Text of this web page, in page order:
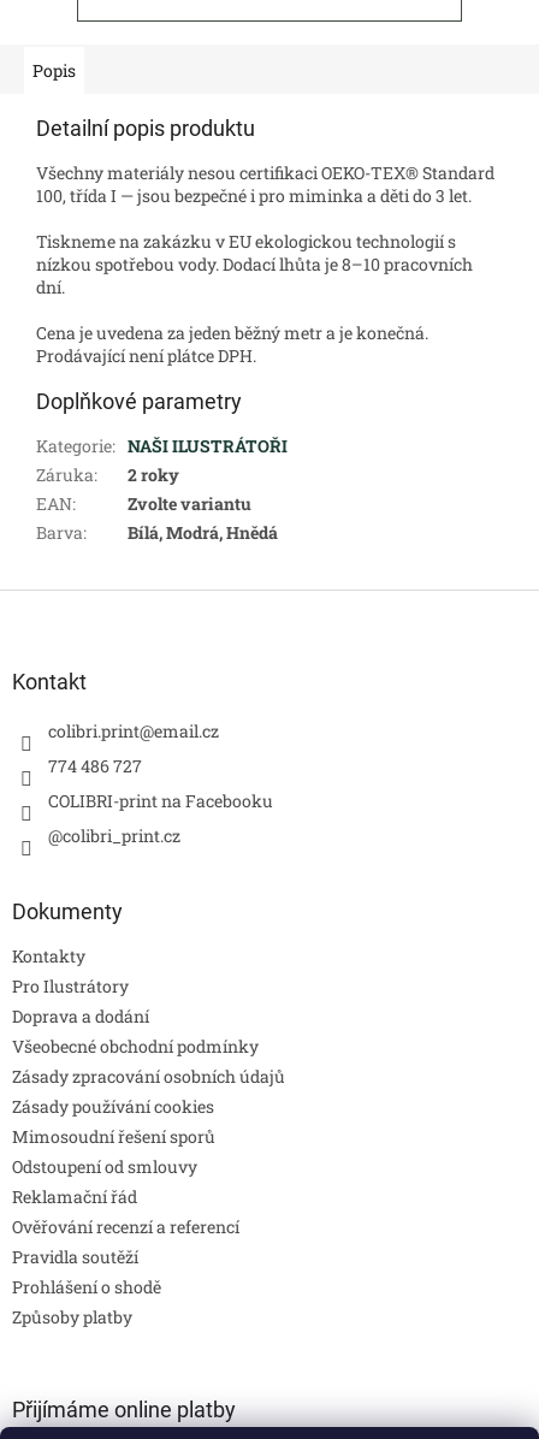
Popis
Detailní popis produktu
Všechny materiály nesou certifikaci OEKO-TEX® Standard
100, třída I — jsou bezpečné i pro miminka a děti do 3 let.
Tiskneme na zakázku v EU ekologickou technologií s
nízkou spotřebou vody. Dodací lhůta je 8–10 pracovních
dní.
Cena je uvedena za jeden běžný metr a je konečná.
Prodávající není plátce DPH.
Doplňkové parametry
Kategorie: NAŠI ILUSTRÁTOŘI
Záruka:
2 roky
EAN:
Zvolte variantu
Barva: Bílá, Modrá, Hnědá
Kontakt
colibri.print@email.cz
774 486 727
COLIBRI-print na Facebooku
@colibri_print.cz
Dokumenty
Kontakty
Pro Ilustrátory
Doprava a dodání
Všeobecné obchodní podmínky
Zásady zpracování osobních údajů
Zásady používání cookies
Mimosoudní řešení sporů
Odstoupení od smlouvy
Reklamační řád
Ověřování recenzí a referencí
Pravidla soutěží
Prohlášení o shodě
Způsoby platby
Přijímáme online platby